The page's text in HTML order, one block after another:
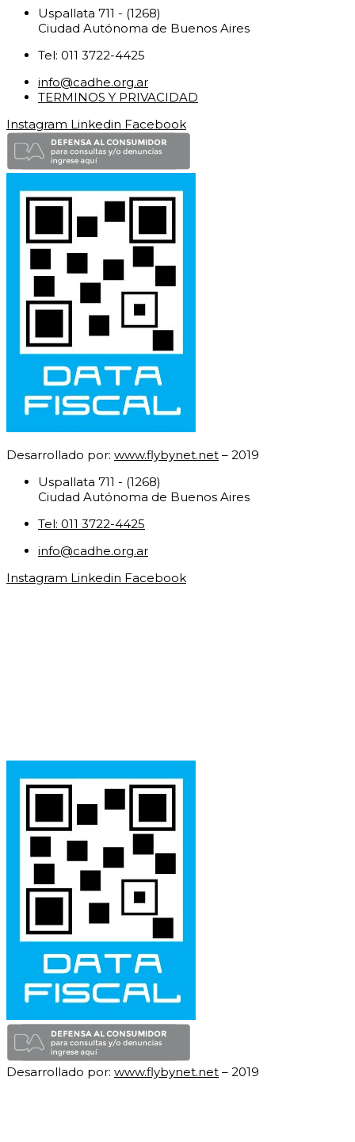
Uspallata 711 - (1268)
Ciudad Autónoma de Buenos Aires
Tel: 011 3722-4425
info@cadhe.org.ar
TERMINOS Y PRIVACIDAD
Instagram Linkedin Facebook
Desarrollado por: www.flybynet.net – 2019
Uspallata 711 - (1268)
Ciudad Autónoma de Buenos Aires
Tel: 011 3722-4425
info@cadhe.org.ar
Instagram Linkedin Facebook
Desarrollado por: www.flybynet.net – 2019